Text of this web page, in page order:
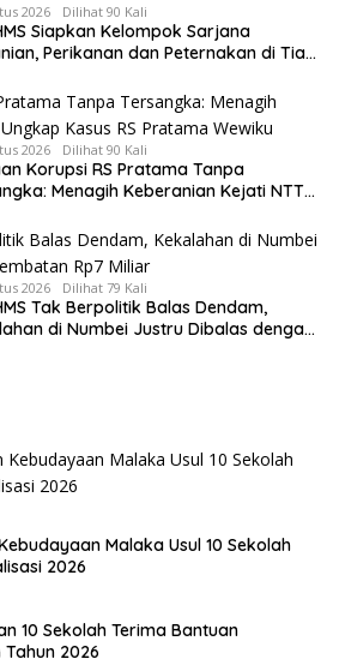
2026 Dilihat 90 Kali
Siapkan Kelompok Sarjana
Perikanan dan Peternakan di Tiap
2026 Dilihat 90 Kali
Korupsi RS Pratama Tanpa
Menagih Keberanian Kejati NTT
2026 Dilihat 79 Kali
Tak Berpolitik Balas Dendam,
di Numbei Justru Dibalas dengan
Malaka Usul 10 Sekolah
2026
10 Sekolah Terima Bantuan
2026